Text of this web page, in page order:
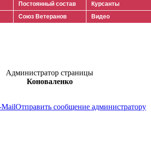
Постоянный состав Курсанты
Союз Ветеранов Видео
Администратор страницы
Коноваленко
Отправить сообщение администратору